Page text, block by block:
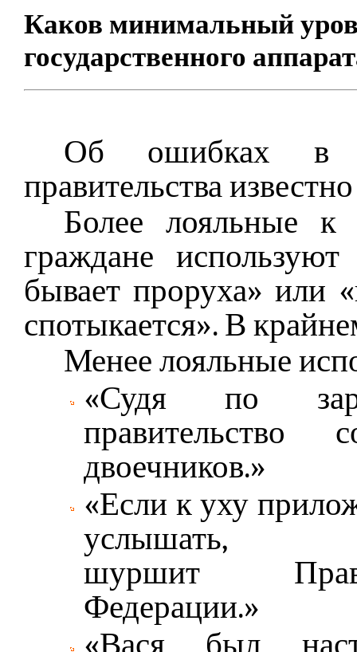
Каков минимальный
государственного
Об ошибках в
правительства
Более лояльные к
граждане
бывает проруха» или
спотыкается». В
Менее лояльные
«Судя по
правительство
двоечников.»
«Если к уху
шуршит
Федерации.»
«Вася был